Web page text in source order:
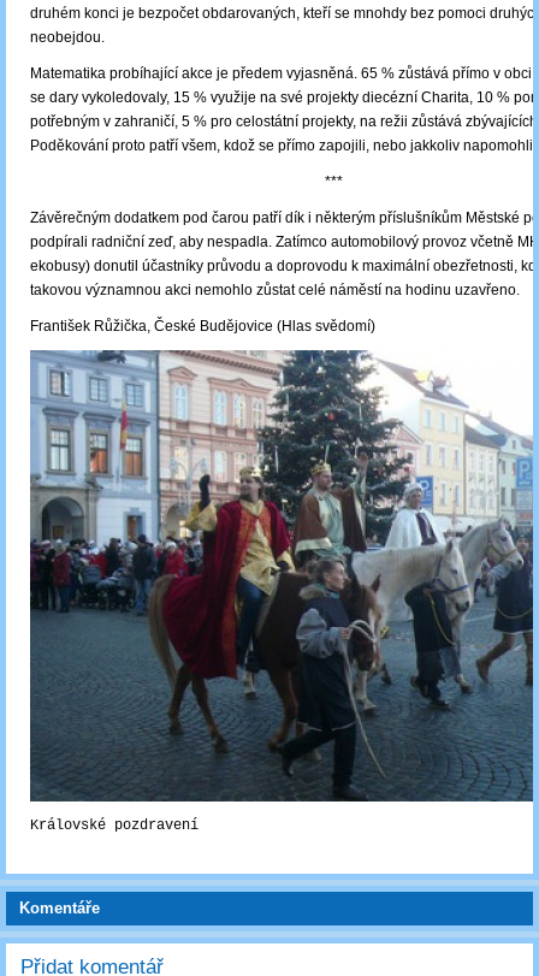
druhém konci je bezpočet obdarovaných, kteří se mnohdy bez pomoci
neobejdou.
Matematika probíhající akce je předem vyjasněná. 65 % zůstává přímo v obci
se dary vykoledovaly, 15 % využije na své projekty diecézní Charita, 10 %
potřebným v zahraničí, 5 % pro celostátní projekty, na režii zůstává
Poděkování proto patří všem, kdož se přímo zapojili, nebo jakkoliv napomohli.
***
Závěrečným dodatkem pod čarou patří dík i některým příslušníkům Městské
podpírali radniční zeď, aby nespadla. Zatímco automobilový provoz včetně
ekobusy) donutil účastníky průvodu a doprovodu k maximální obezřetnosti,
takovou významnou akci nemohlo zůstat celé náměstí na hodinu uzavřeno.
František Růžička, České Budějovice (Hlas svědomí)
Královské pozdravení
Komentáře
Přidat komentář